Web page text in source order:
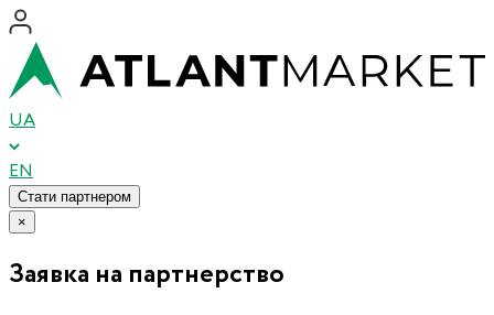
UA
EN
Стати партнером
×
Заявка на партнерство